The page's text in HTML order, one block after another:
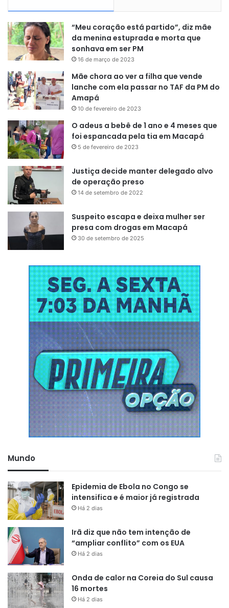
“Meu coração está partido”, diz mãe
da menina estuprada e morta que
sonhava em ser PM
16 de março de 2023
Mãe chora ao ver a filha que vende
lanche com ela passar no TAF da PM do
Amapá
10 de fevereiro de 2023
O adeus a bebê de 1 ano e 4 meses que
foi espancada pela tia em Macapá
5 de fevereiro de 2023
Justiça decide manter delegado alvo
de operação preso
14 de setembro de 2022
Suspeito escapa e deixa mulher ser
presa com drogas em Macapá
30 de setembro de 2025
Mundo
Epidemia de Ebola no Congo se
intensifica e é maior já registrada
Há 2 dias
Irã diz que não tem intenção de
“ampliar conflito” com os EUA
Há 2 dias
Onda de calor na Coreia do Sul causa
16 mortes
Há 2 dias